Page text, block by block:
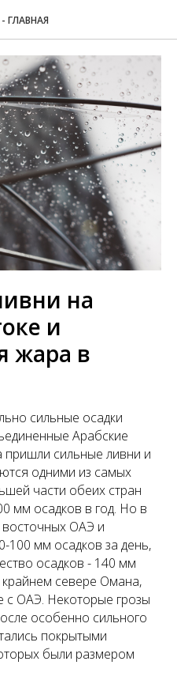
ГЛАВНАЯ
на
и
жара в
сильные осадки
Арабские
сильные ливни и
одними из самых
части обеих стран
мм осадков в год. Но в
ОАЭ и
мм осадков за день,
осадков - 140 мм
севере Омана,
с ОАЭ. Некоторые грозы
особенно сильного
покрытыми
были размером